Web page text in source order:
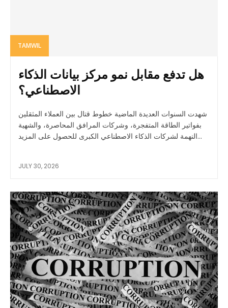
TAMWIL
هل تدفع مقابل نمو مركز بيانات الذكاء
الاصطناعي؟
شهدت السنوات العديدة الماضية خطوط قتال بين العملاء المثقلين
بفواتير الطاقة المتفجرة، وشركات المرافق المحاصرة، والشهية
النهمة لشركات الذكاء الاصطناعي الكبرى للحصول على المزيد...
JULY 30, 2026